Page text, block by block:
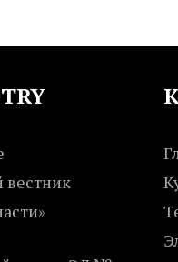
вестник